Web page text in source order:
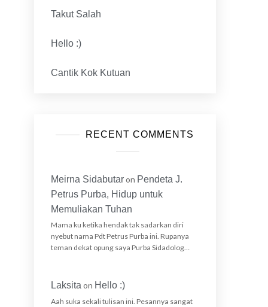
Takut Salah
Hello :)
Cantik Kok Kutuan
RECENT COMMENTS
Meirna Sidabutaron Pendeta J.
Petrus Purba, Hidup untuk
Memuliakan Tuhan
Mama ku ketika hendak tak sadarkan diri
nyebut nama Pdt Petrus Purba ini. Rupanya
teman dekat opung saya Purba Sidadolog…
Laksita on Hello :)
Aah suka sekali tulisan ini. Pesannya sangat